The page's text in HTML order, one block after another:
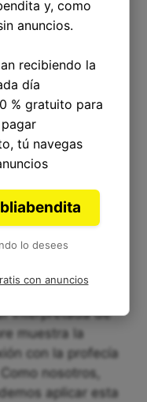
“Regocijate
júbilo, hija de
a ti, Justo y
sobre un asno,
lo tanto, la
transporte para
sino también
bíblica.
en un asno con
sus mantos
interpretada de
muestra la
con la profecía
nosotros,
aplicar esta
y, como
anuncios.
recibiendo la
día
% gratuito para
tú navegas
lo desees
con anuncios